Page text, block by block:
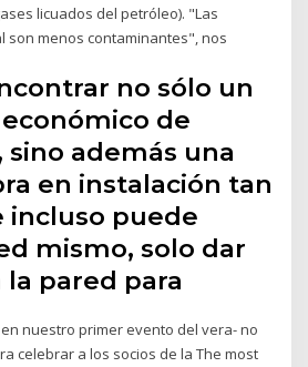
licuados del petróleo). "Las
son menos contaminantes", nos
no sólo un
de
sino además una
en instalación tan
incluso puede
mismo, solo dar
pared para
en nuestro primer evento del vera- no
celebrar a los socios de la The most